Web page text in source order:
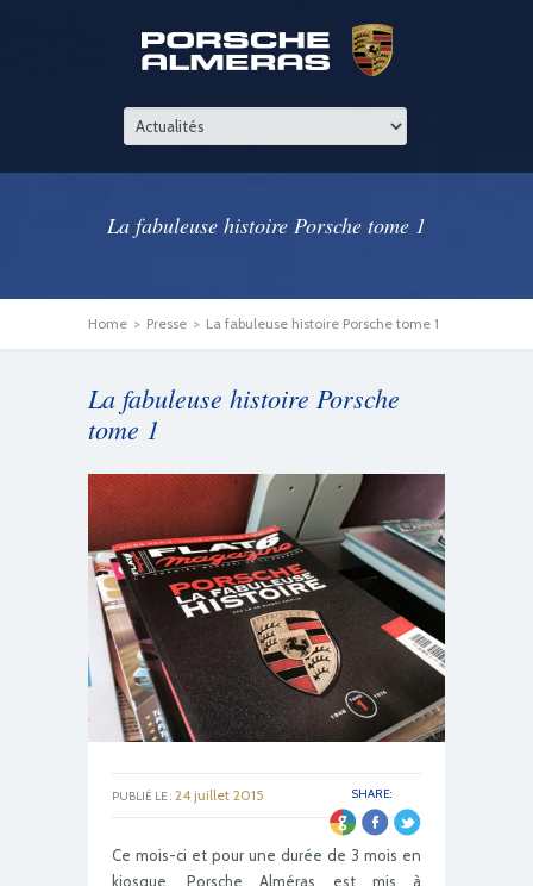
La fabuleuse histoire Porsche tome 1
Home > Presse > La fabuleuse histoire Porsche tome 1
La fabuleuse histoire Porsche
tome 1
SHARE:
PUBLIÉ LE : 24 juillet 2015
Ce mois-ci et pour une durée de 3 mois en
kiosque, Porsche Alméras est mis à